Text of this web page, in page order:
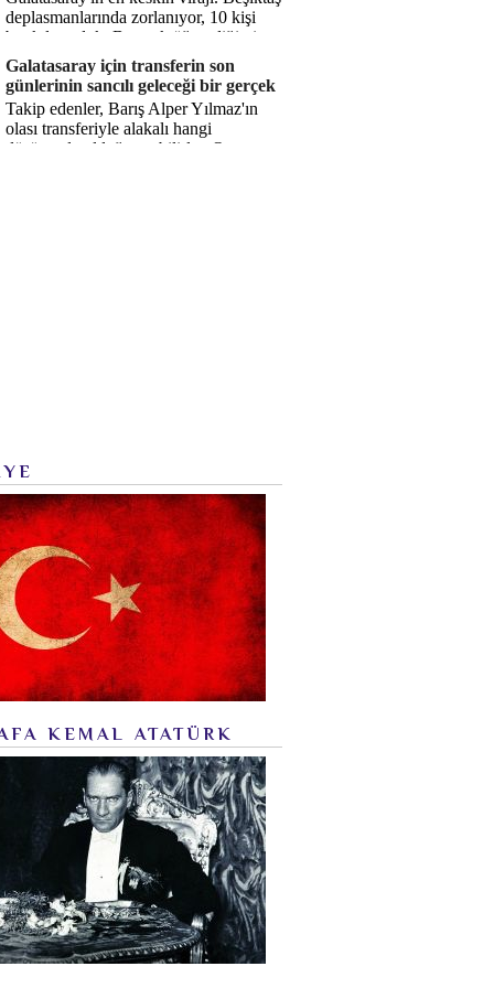
deplasmanlarında zorlanıyor, 10 kişi
bırakılıyorduk. Bu artık öğrendiğimiz
bir gerçek. Sane...
Galatasaray için transferin son
günlerinin sancılı geleceği bir gerçek
Takip edenler, Barış Alper Yılmaz'ın
olası transferiyle alakalı hangi
düşüncede olduğumu bilirler. O
KEMAL ATATÜRK